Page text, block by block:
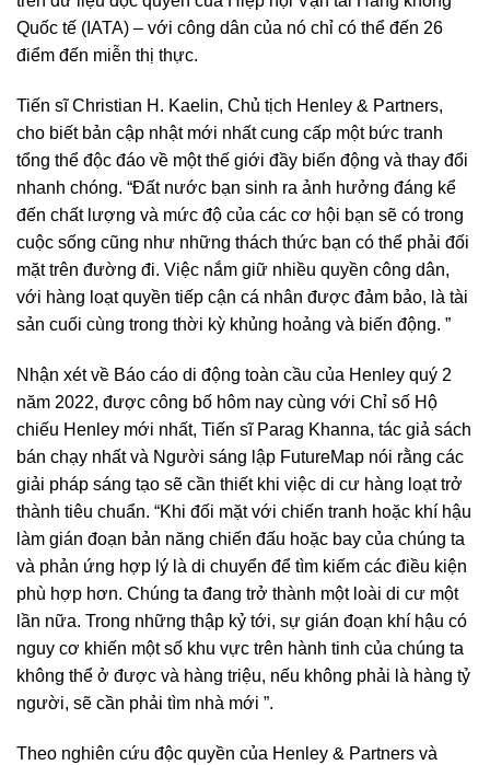
Quốc tế (IATA) – với công dân của nó chỉ có thể đến 26
điểm đến miễn thị thực.
Tiến sĩ Christian H. Kaelin, Chủ tịch Henley & Partners,
cho biết bản cập nhật mới nhất cung cấp một bức tranh
tổng thể độc đáo về một thế giới đầy biến động và thay đổi
nhanh chóng. “Đất nước bạn sinh ra ảnh hưởng đáng kể
đến chất lượng và mức độ của các cơ hội bạn sẽ có trong
cuộc sống cũng như những thách thức bạn có thể phải đối
mặt trên đường đi. Việc nắm giữ nhiều quyền công dân,
với hàng loạt quyền tiếp cận cá nhân được đảm bảo, là tài
sản cuối cùng trong thời kỳ khủng hoảng và biến động. ”
Nhận xét về Báo cáo di động toàn cầu của Henley quý 2
năm 2022, được công bố hôm nay cùng với Chỉ số Hộ
chiếu Henley mới nhất, Tiến sĩ Parag Khanna, tác giả sách
bán chạy nhất và Người sáng lập FutureMap nói rằng các
giải pháp sáng tạo sẽ cần thiết khi việc di cư hàng loạt trở
thành tiêu chuẩn. “Khi đối mặt với chiến tranh hoặc khí hậu
làm gián đoạn bản năng chiến đấu hoặc bay của chúng ta
và phản ứng hợp lý là di chuyển để tìm kiếm các điều kiện
phù hợp hơn. Chúng ta đang trở thành một loài di cư một
lần nữa. Trong những thập kỷ tới, sự gián đoạn khí hậu có
nguy cơ khiến một số khu vực trên hành tinh của chúng ta
không thể ở được và hàng triệu, nếu không phải là hàng tỷ
người, sẽ cần phải tìm nhà mới ”.
Theo nghiên cứu độc quyền của Henley & Partners và